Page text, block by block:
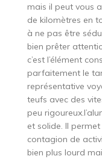
mais il peut vous
de kilomètres en
à ne pas être
bien prêter
c’est l’élément
parfaitement le
représentative
teufs avec des
peu
et solide. Il
contagion de
bien plus lourd